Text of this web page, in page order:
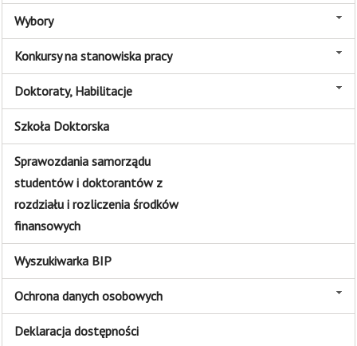
Wybory
Konkursy na stanowiska pracy
Doktoraty, Habilitacje
Szkoła Doktorska
Sprawozdania samorządu
studentów i doktorantów z
rozdziału i rozliczenia środków
finansowych
Wyszukiwarka BIP
Ochrona danych osobowych
Deklaracja dostępności